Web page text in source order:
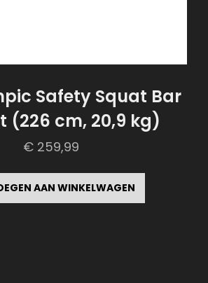
Safety Squat Bar
(226 cm, 20,9 kg)
€ 259,99
AAN WINKELWAGEN